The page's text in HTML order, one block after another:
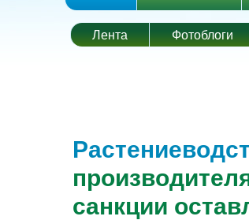
Лента Фотоблоги
санкции